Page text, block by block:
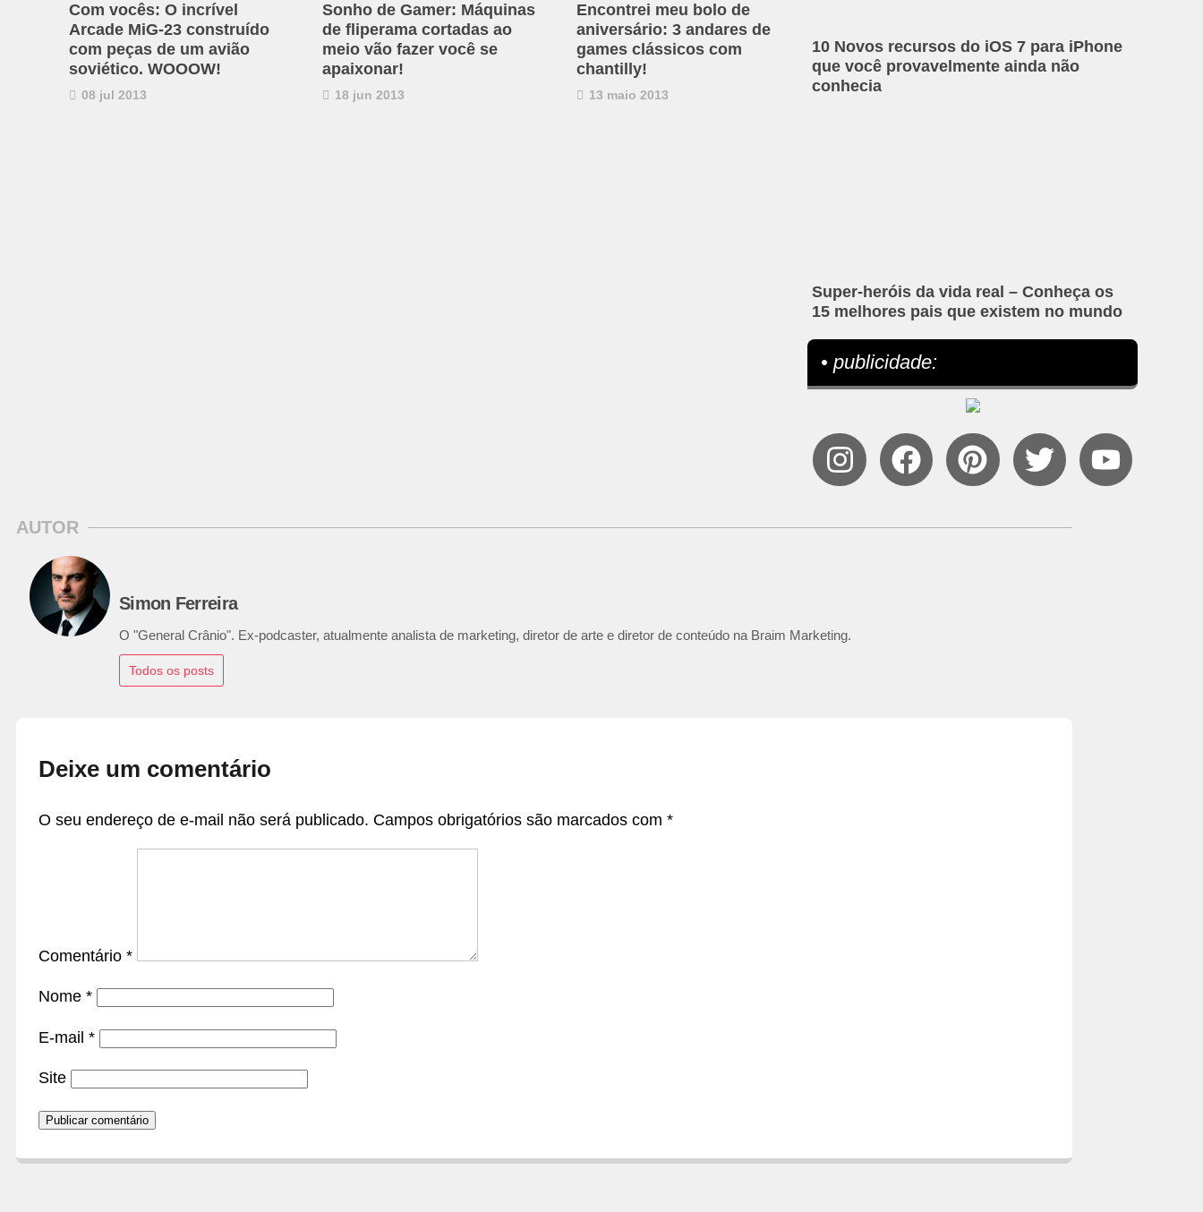
Com vocês: O incrível
Arcade MiG-23 construído
com peças de um avião
soviético. WOOOW!
08 jul 2013
Sonho de Gamer: Máquinas
de fliperama cortadas ao
meio vão fazer você se
apaixonar!
18 jun 2013
Encontrei meu bolo de
aniversário: 3 andares de
games clássicos com
chantilly!
13 maio 2013
10 Novos recursos do iOS 7 para iPhone
que você provavelmente ainda não
conhecia
Super-heróis da vida real – Conheça os
15 melhores pais que existem no mundo
• publicidade:
AUTOR
Simon Ferreira
O "General Crânio". Ex-podcaster, atualmente analista de marketing, diretor de arte e diretor de conteúdo na Braim Marketing.
Todos os posts
Deixe um comentário
O seu endereço de e-mail não será publicado. Campos obrigatórios são marcados com *
Comentário *
Nome *
E-mail *
Site